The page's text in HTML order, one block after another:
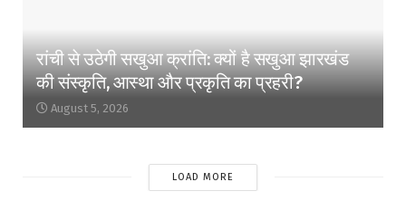
रांची से उठेगी सखुआ क्रांति: क्यों है सखुआ झारखंड
की संस्कृति, आस्था और प्रकृति का प्रहरी?
August 5, 2026
LOAD MORE